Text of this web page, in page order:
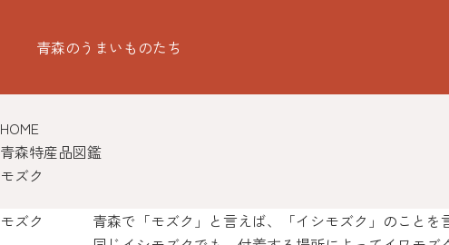
青森のうまいものたち
HOME
青森特産品図鑑
モズク
モズク
青森で「モズク」と言えば、「イシモズク」のこと